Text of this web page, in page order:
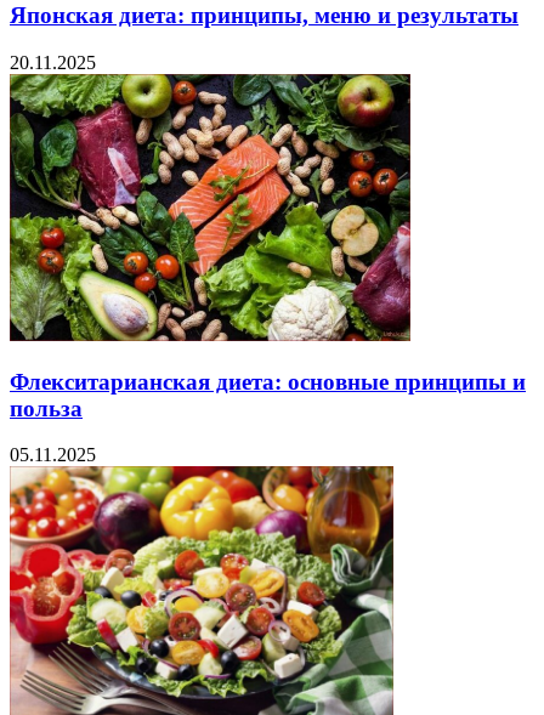
Японская диета: принципы, меню и результаты
20.11.2025
Флекситарианская диета: основные принципы и
польза
05.11.2025